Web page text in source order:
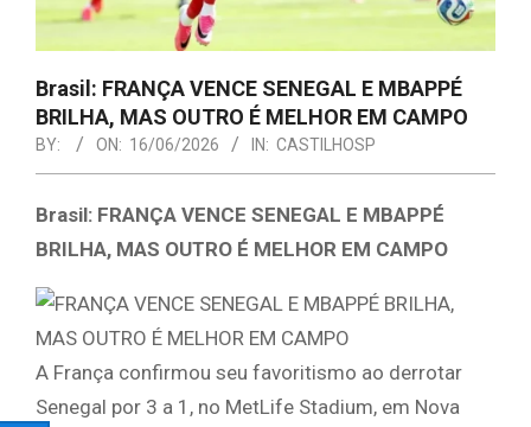
Brasil: FRANÇA VENCE SENEGAL E MBAPPÉ
BRILHA, MAS OUTRO É MELHOR EM CAMPO
BY: ON: 16/06/2026 IN: CASTILHOSP
Brasil: FRANÇA VENCE SENEGAL E MBAPPÉ
BRILHA, MAS OUTRO É MELHOR EM CAMPO
A França confirmou seu favoritismo ao derrotar
Senegal por 3 a 1, no MetLife Stadium, em Nova